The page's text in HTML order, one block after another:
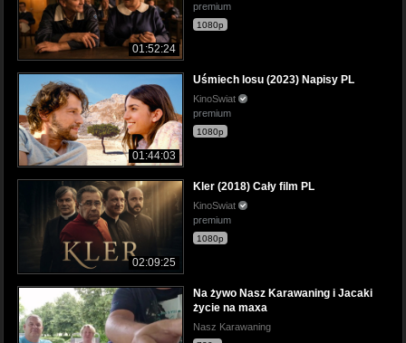
01:52:24
premium
1080p
01:44:03
Uśmiech losu (2023) Napisy PL
KinoSwiat
premium
1080p
02:09:25
Kler (2018) Cały film PL
KinoSwiat
premium
1080p
Na żywo Nasz Karawaning i Jacaki
życie na maxa
Nasz Karawaning